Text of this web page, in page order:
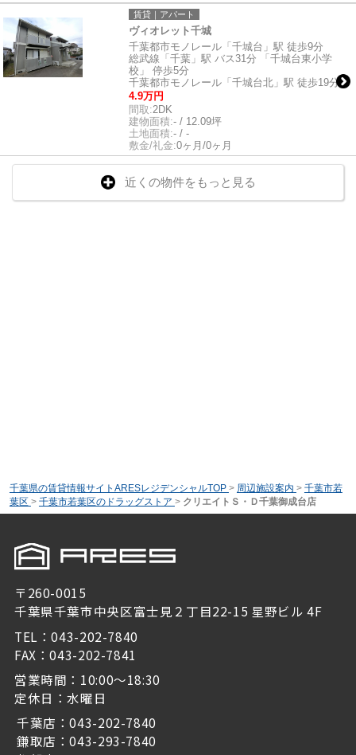
賃貸｜アパート
ヴィオレット千城
千葉都市モノレール「千城台」駅 徒歩9分
総武線「千葉」駅 バス31分 「千城台東小学
校」 停歩5分
千葉都市モノレール「千城台北」駅 徒歩19分
4.9万円
間取:2DK
建物面積:- / 12.09坪
土地面積:- / -
敷金/礼金:0ヶ月/0ヶ月
近くの物件をもっと見る
千葉県の賃貸情報サイトARESレジデンシャルTOP > 周辺施設案内 > 千葉市若
葉区 > 千葉市若葉区のドラッグストア > クリエイトＳ・Ｄ千葉御成台店
〒260-0015
千葉県千葉市中央区富士見２丁目22-15 星野ビル 4F
TEL：043-202-7840
FAX：043-202-7841
営業時間：10:00～18:30
定休日：水曜日
千葉店：043-202-7840
鎌取店：043-293-7840